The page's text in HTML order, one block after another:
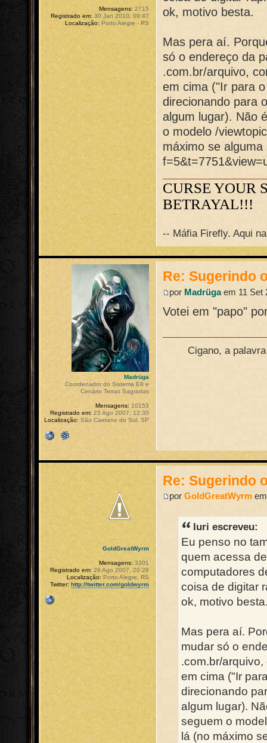
ok, motivo besta.
Mas pera aí.
só o endereço da
.com.br/arquivo,
em cima ("Ir para
direcionando para
algum lugar). Não
o modelo /
máximo se
CURSE YOUR
BETRAYAL!!!
-- Máfia Firefly. Aqui
Mensagens: 2715
Registrado em: 30 Jan 2010, 09:47
Localização: Porto Alegre - RS
Re: Sugerindo
por Madrügaem 11 Set
Votei em "papo"
Cigano, a
Madrüga
Coordenador do Sistema E8 e
Cenário Terras Sagradas
Mensagens: 10153
Registrado em: 23 Ago 2007, 12:30
Localização: São Caetano do Sul, SP
Re: Sugerindo
porGoldGreatWyrm
Iuri escreveu:
Eu penso no
quem acessa
computadores
coisa de digitar
ok, motivo
Mas pera aí.
mudar só o
.com.br/
em cima ("Ir
direcionando
algum lugar).
seguem o
lá (no máximo
GoldGreatWyrm
Mensagens: 3301
Registrado em: 26 Ago 2007, 20:26
Localização: Porto Alegre, RS
Twitter: http://twitter.com/goldwyrm